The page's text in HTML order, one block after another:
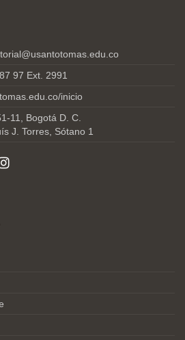
97 Ext. 2991
inicio
11, Bogotá D. C.
J. Torres, Sótano 1